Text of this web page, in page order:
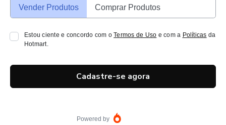
Vender Produtos Comprar Produtos
Estou ciente e concordo com oTermos de Uso e com a Políticas da
Hotmart.
Cadastre-se agora
Powered by